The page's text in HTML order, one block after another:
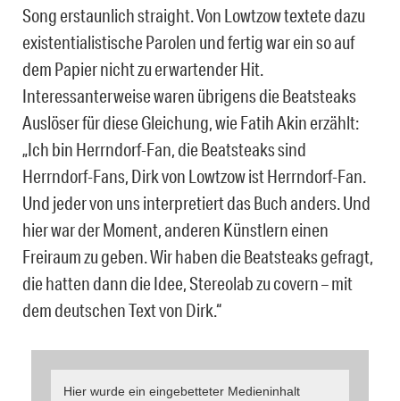
Song erstaunlich straight. Von Lowtzow textete dazu
existentialistische Parolen und fertig war ein so auf
dem Papier nicht zu erwartender Hit.
Interessanterweise waren übrigens die Beatsteaks
Auslöser für diese Gleichung, wie Fatih Akin erzählt:
„Ich bin Herrndorf-Fan, die Beatsteaks sind
Herrndorf-Fans, Dirk von Lowtzow ist Herrndorf-Fan.
Und jeder von uns interpretiert das Buch anders. Und
hier war der Moment, anderen Künstlern einen
Freiraum zu geben. Wir haben die Beatsteaks gefragt,
die hatten dann die Idee, Stereolab zu covern – mit
dem deutschen Text von Dirk.“
Hier wurde ein eingebetteter Medieninhalt